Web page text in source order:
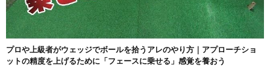
プロや上級者がウェッジでボールを拾うアレのやり方｜アプローチショ
ットの精度を上げるために「フェースに乗せる」感覚を養おう